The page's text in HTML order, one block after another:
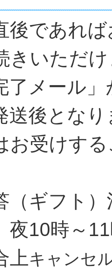
後であれ
きいただ
了メール
送後とな
お受けす
ギフト）
夜10時～
上 キャンセ